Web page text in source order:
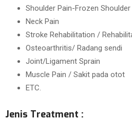
Shoulder Pain-Frozen Shoulder
Neck Pain
Stroke Rehabilitation /
Osteoarthritis/ Radang sendi
Joint/Ligament Sprain
Muscle Pain / Sakit pada otot
ETC.
Jenis Treatment :